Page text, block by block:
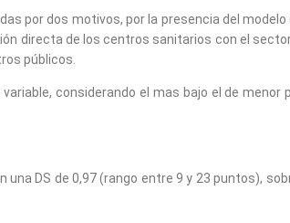
por dos motivos, por la presencia del
directa de los centros sanitarios con el
públicos.
considerando el mas bajo el de menor
DS de 0,97 (rango entre 9 y 23 puntos),